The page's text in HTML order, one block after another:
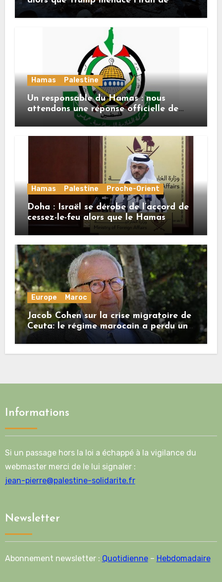
«décapitation»
Hamas Palestine
Un responsable du Hamas : nous
attendons une réponse officielle de
Mladenov concernant la feuille de
route de la deuxième phase de l’accord
Hamas Palestine Proche-Orient
Doha : Israël se dérobe de l’accord de
cessez-le-feu alors que le Hamas
honore ses engagements
Europe Maroc
Jacob Cohen sur la crise migratoire de
Ceuta: le régime marocain a perdu une
bonne part de sa crédibilité vis-à-vis
Informations
Si un passage hors la loi a échappé à la vigilance du
webmaster merci de le lui signaler :
jean-pierre@palestine-solidarite.fr
Newsletter
Abonnement newsletter : Quotidienne– Hebdomadaire